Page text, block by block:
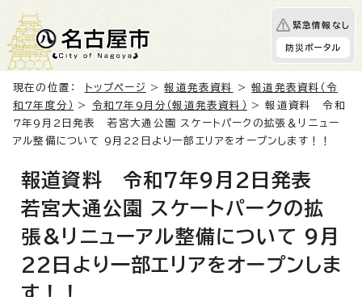
緊急情報なし
防災ポータル
現在の位置： トップページ >報道発表資料 >報道発表資料（令
和7年度分）
> 令和7年9月分（報道発表資料）
> 報道資料 令和
7年9月2日発表 若宮大通公園 スケートパークの拡張＆リニュー
アル整備について 9月22日より一部エリアをオープンします！！
報道資料 令和7年9月2日発表
若宮大通公園 スケートパークの拡
張＆リニューアル整備について 9月
22日より一部エリアをオープンしま
す！！